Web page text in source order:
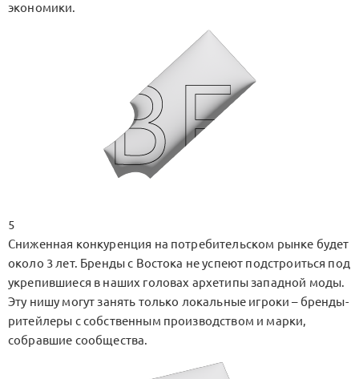
экономики.
5
Сниженная конкуренция на потребительском рынке будет
около 3 лет. Бренды с Востока не успеют подстроиться под
укрепившиеся в наших головах архетипы западной моды.
Эту нишу могут занять только локальные игроки – бренды-
ритейлеры с собственным производством и марки,
собравшие сообщества.